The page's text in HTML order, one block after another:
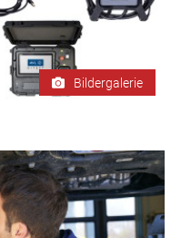
Bildergalerie